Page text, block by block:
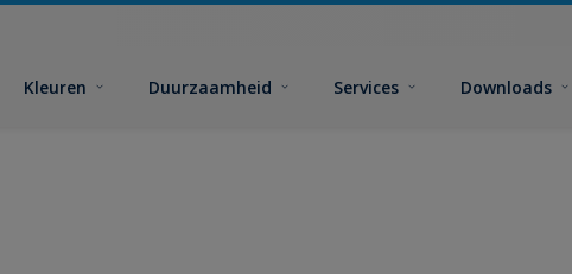
Kleuren Duurzaamheid Services Downloads